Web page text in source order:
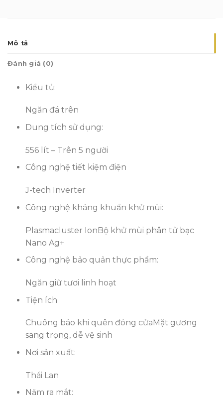
Mô tả
Đánh giá (0)
Kiểu tủ:
Ngăn đá trên
Dung tích sử dụng:
556 lít – Trên 5 người
Công nghệ tiết kiệm điện
J-tech Inverter
Công nghệ kháng khuẩn khử mùi:
Plasmacluster IonBộ khử mùi phân tử bạc
Nano Ag+
Công nghệ bảo quản thực phẩm:
Ngăn giữ tươi linh hoạt
Tiện ích
Chuông báo khi quên đóng cửa Mặt gương
sang trọng, dễ vệ sinh
Nơi sản xuất:
Thái Lan
Năm ra mắt: